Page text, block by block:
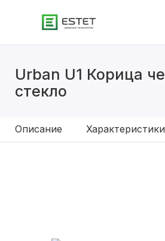
Urban U1 Корица
стекло
Описание Характеристики